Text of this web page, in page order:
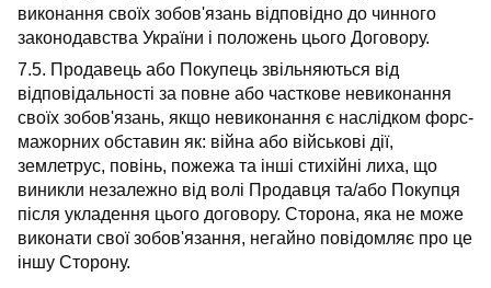
виконання своїх зобов'язань відповідно до чинного
законодавства України і положень цього Договору.
7.5. Продавець або Покупець звільняються від
відповідальності за повне або часткове невиконання
своїх зобов'язань, якщо невиконання є наслідком форс-
мажорних обставин як: війна або військові дії,
землетрус, повінь, пожежа та інші стихійні лиха, що
виникли незалежно від волі Продавця та/або Покупця
після укладення цього договору. Сторона, яка не може
виконати свої зобов'язання, негайно повідомляє про це
іншу Сторону.